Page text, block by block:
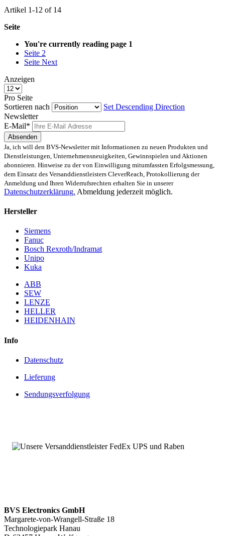
Artikel 1-12 of 14
Seite
You're currently reading page 1
Seite 2
Seite Next
Anzeigen
Pro Seite
Sortieren nach
Set Descending Direction
Newsletter
E-Mail*
Absenden
Ja, ich will den BVS-Newsletter mit Informationen zu neuen Produkten und
Dienstleistungen, Unternehmensneuigkeiten, Gewinnspielen und Aktionen
abonnieren. Hinweise zu der von Einwilligung mitumfassten Erfolgsmessung,
dem Einsatz des Versanddienstleisters CleverReach, Protokollierung der
Anmeldung und Ihren Widerrufsrechten erhalten Sie in unserer
Datenschutzerklärung. Abmeldung jederzeit möglich.
Hersteller
Siemens
Fanuc
Bosch Rexroth/Indramat
Unipo
Kuka
ABB
SEW
LENZE
HELLER
HEIDENHAIN
Info
Datenschutz
Lieferung
Sendungsverfolgung
BVS Electronics GmbH
Margarete-von-Wrangell-Straße 18
Technologiepark Hanau